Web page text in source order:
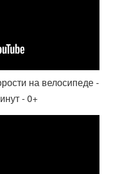
на велосипеде -
- 0+